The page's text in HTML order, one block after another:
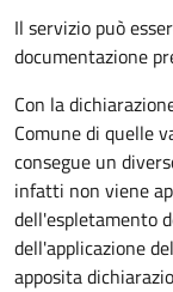
Il servizio può
documentazione
Con la
Comune di quelle
consegue un
infatti non viene
dell'espletamento
dell'applicazione
apposita